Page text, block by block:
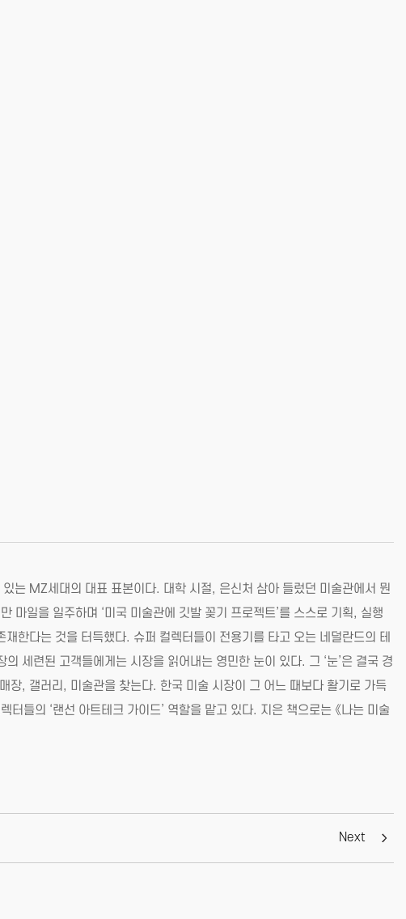
는 MZ세대의 대표 표본이다. 대학 시절, 은신처 삼아 들렀던 미술관에서 뭔
마일을 일주하며 ‘미국 미술관에 깃발 꽂기 프로젝트’를 스스로 기획, 실행
한다는 것을 터득했다. 슈퍼 컬렉터들이 전용기를 타고 오는 네덜란드의 테
세련된 고객들에게는 시장을 읽어내는 영민한 눈이 있다. 그 ‘눈’은 결국 경
장, 갤러리, 미술관을 찾는다. 한국 미술 시장이 그 어느 때보다 활기로 가득
들의 ‘랜선 아트테크 가이드’ 역할을 맡고 있다. 지은 책으로는 《나는 미술
Next